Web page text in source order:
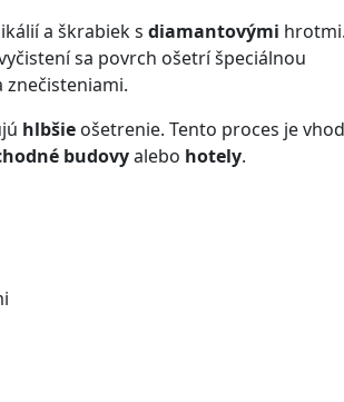
a škrabiek s diamantovými hrotmi.
sa povrch ošetrí špeciálnou
hlbšieošetrenie. Tento proces je
budovyalebo hotely.